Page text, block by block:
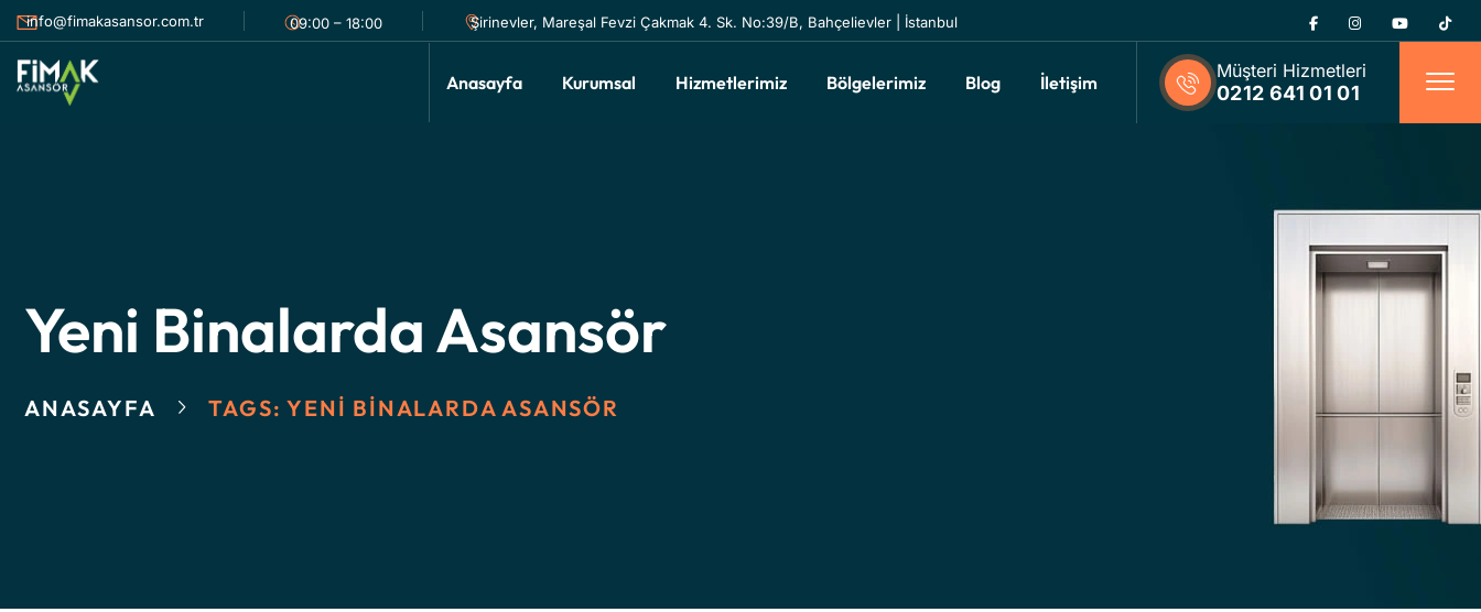
info@fimakasansor.com.tr 09:00 – 18:00 Şirinevler, Mareşal Fevzi Çakmak 4. Sk. No:39/B, Bahçelievler | İstanbul
Anasayfa Kurumsal Hizmetlerimiz Bölgelerimiz Blog İletişim
Müşteri Hizmetleri
0212 641 01 01
Yeni Binalarda Asansör
ANASAYFA TAGS: YENI BINALARDA ASANSÖR